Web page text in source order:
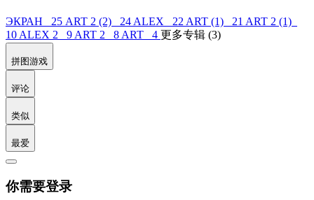
ЭКРАН 25 ART 2 (2) 24ALEX 22ART (1) 21 ART 2 (1)
10ALEX 2 9ART 2 8ART 4 更多专辑 (3)
拼图游戏
评论
类似
最爱
你需要登录